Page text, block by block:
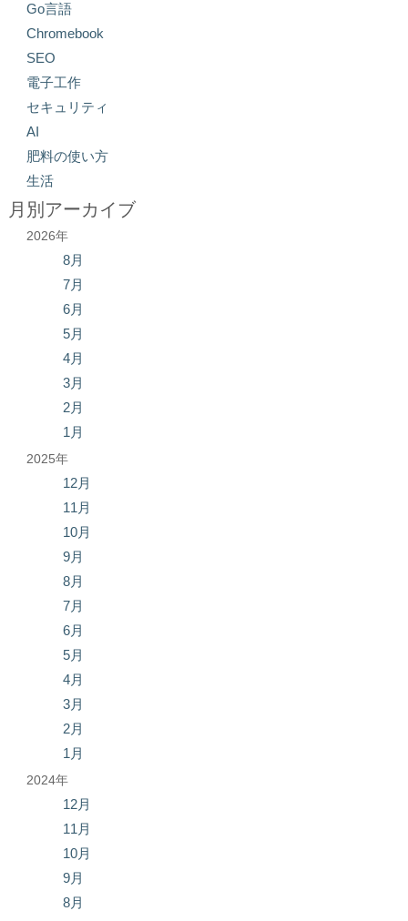
Go言語
Chromebook
SEO
電子工作
セキュリティ
AI
肥料の使い方
生活
月別アーカイブ
2026年
8月
7月
6月
5月
4月
3月
2月
1月
2025年
12月
11月
10月
9月
8月
7月
6月
5月
4月
3月
2月
1月
2024年
12月
11月
10月
9月
8月